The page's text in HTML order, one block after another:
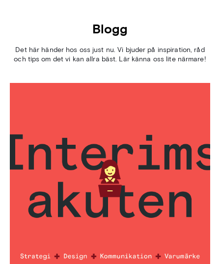
Blogg
Det här händer hos oss just nu. Vi bjuder på inspiration, råd
och tips om det vi kan allra bäst. Lär känna oss lite närmare!